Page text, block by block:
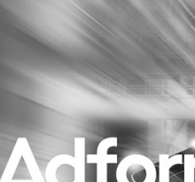
Gedragsverandering
Influencer marketing
Interne communicatie
Martech